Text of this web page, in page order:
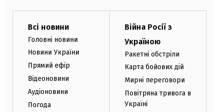
Всі новини
Головні новини
Новини України
Прямий ефір
Відеоновини
Аудіоновини
Погода
Війна Росії з
Україною
Ракетні обстріли
Карта бойових дій
Мирні переговори
Повітряна тривога в
Україні